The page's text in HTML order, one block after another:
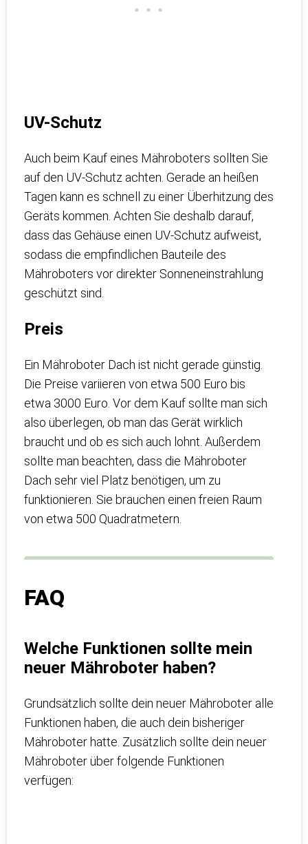
UV-Schutz
Auch beim Kauf eines Mähroboters sollten Sie
auf den UV-Schutz achten. Gerade an heißen
Tagen kann es schnell zu einer Überhitzung des
Geräts kommen. Achten Sie deshalb darauf,
dass das Gehäuse einen UV-Schutz aufweist,
sodass die empfindlichen Bauteile des
Mähroboters vor direkter Sonneneinstrahlung
geschützt sind.
Preis
Ein Mähroboter Dach ist nicht gerade günstig.
Die Preise variieren von etwa 500 Euro bis
etwa 3000 Euro. Vor dem Kauf sollte man sich
also überlegen, ob man das Gerät wirklich
braucht und ob es sich auch lohnt. Außerdem
sollte man beachten, dass die Mähroboter
Dach sehr viel Platz benötigen, um zu
funktionieren. Sie brauchen einen freien Raum
von etwa 500 Quadratmetern.
FAQ
Welche Funktionen sollte mein
neuer Mähroboter haben?
Grundsätzlich sollte dein neuer Mähroboter alle
Funktionen haben, die auch dein bisheriger
Mähroboter hatte. Zusätzlich sollte dein neuer
Mähroboter über folgende Funktionen
verfügen: